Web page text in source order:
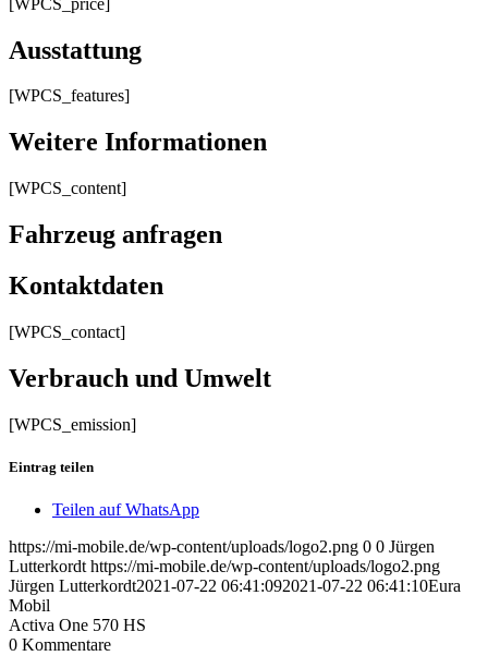
Ausstattung
[WPCS_features]
Weitere Informationen
[WPCS_content]
Fahrzeug anfragen
Kontaktdaten
[WPCS_contact]
Verbrauch und Umwelt
[WPCS_emission]
Eintrag teilen
Teilen auf WhatsApp
https://mi-mobile.de/wp-content/uploads/logo2.png 0 0 Jürgen
Lutterkordt https://mi-mobile.de/wp-content/uploads/logo2.png
Jürgen Lutterkordt2021-07-22 06:41:092021-07-22 06:41:10Eura
Mobil
Activa One 570 HS
0 Kommentare